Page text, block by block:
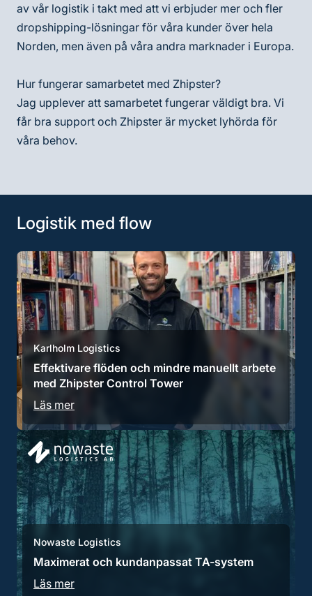
av vår logistik i takt med att vi erbjuder mer och fler
dropshipping-lösningar för våra kunder över hela
Norden, men även på våra andra marknader i Europa.
Hur fungerar samarbetet med Zhipster?
Jag upplever att samarbetet fungerar väldigt bra. Vi
får bra support och Zhipster är mycket lyhörda för
våra behov.
Logistik med flow
Karlholm Logistics
Effektivare flöden och mindre manuellt arbete
med Zhipster Control Tower
Läs mer
Nowaste Logistics
Maximerat och kundanpassat TA-system
Läs mer